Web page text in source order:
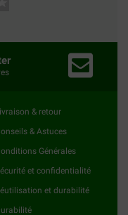
& retour
& Astuces
Générales
et confidentialité
et durabilité